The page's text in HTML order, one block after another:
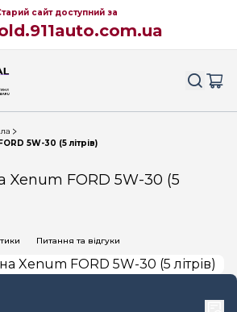
сайт доступний за
5W-30 (5 літрів)
Xenum FORD 5W-30 (5
Питання та відгуки